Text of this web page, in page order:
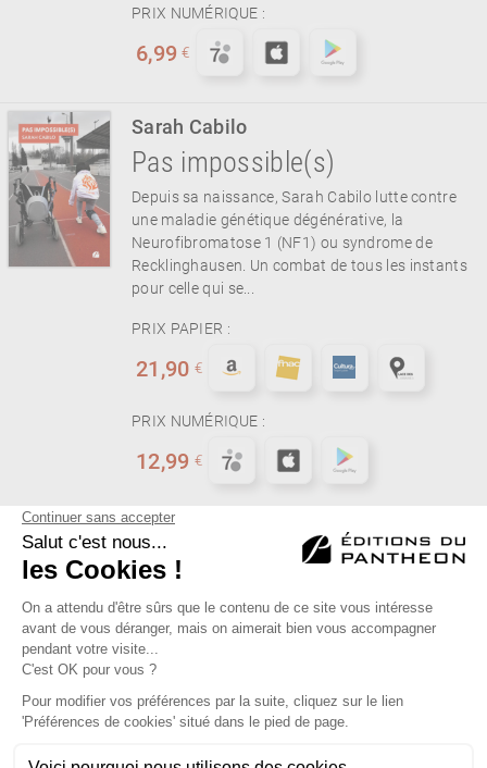
PRIX NUMÉRIQUE :
6,99 €
Sarah Cabilo
Pas impossible(s)
Depuis sa naissance, Sarah Cabilo lutte contre
une maladie génétique dégénérative, la
Neurofibromatose 1 (NF1) ou syndrome de
Recklinghausen. Un combat de tous les instants
pour celle qui se...
PRIX PAPIER :
21,90 €
PRIX NUMÉRIQUE :
12,99 €
First Previous Next Last
Éditions du Panthéon - 12, rue Antoine Bourdelle
75015 Paris
01 43 71 14 72